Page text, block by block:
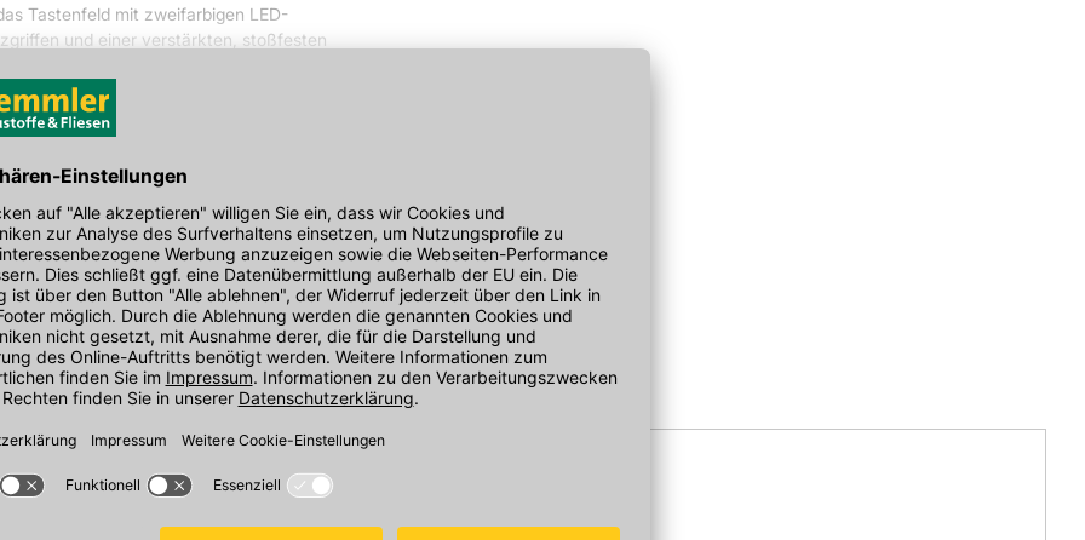
Tastenfeld mit zweifarbigen LED-
und einer verstärkten, stoßfesten
Staub und Wasser ist der GRL18V-4-
4053423339062
Link um direkt zum Kontaktformular
bearbeiten.